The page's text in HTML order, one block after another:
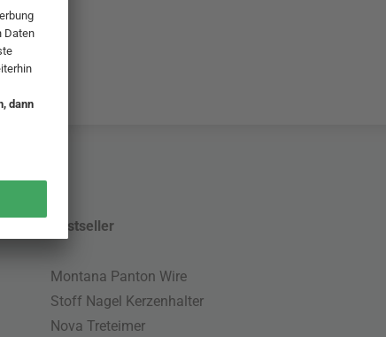
Bestseller
Montana Panton Wire
Stoff Nagel Kerzenhalter
Nova Treteimer